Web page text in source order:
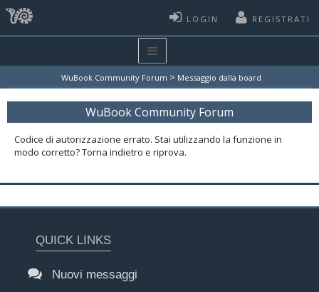
LOGIN REGISTRATI
WuBook Community Forum > Messaggio dalla board
WuBook Community Forum
Codice di autorizzazione errato. Stai utilizzando la funzione in
modo corretto? Torna indietro e riprova.
QUICK LINKS
Nuovi messaggi